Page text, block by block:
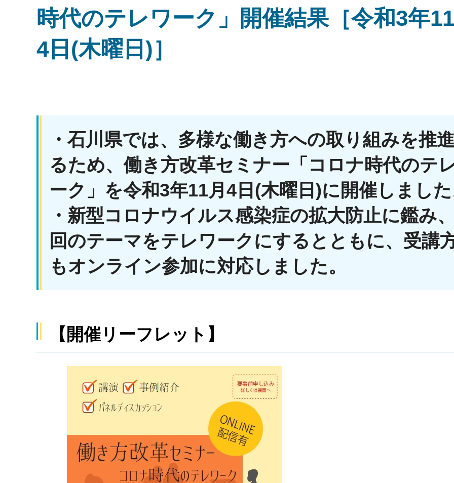
時代のテレワーク」開催結果［令和3年
4日(木曜日)］
・石川県では、多様な働き方への取り組みを推
るため、働き方改革セミナー「コロナ時代のテ
ーク」を令和3年11月4日(木曜日)に開催しました
・新型コロナウイルス感染症の拡大防止に鑑み
回のテーマをテレワークにするとともに、受講
もオンライン参加に対応しました。
【開催リーフレット】